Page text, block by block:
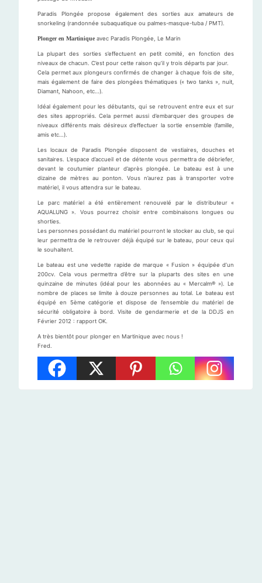
Paradis Plongée propose également des sorties aux amateurs de
snorkeling (randonnée subaquatique ou palmes-masque-tuba / PMT).
Plonger en Martinique avec Paradis Plongée, Le Marin
La plupart des sorties s’effectuent en petit comité, en fonction des
niveaux de chacun. C’est pour cette raison qu’il y trois départs par jour.
Cela permet aux plongeurs confirmés de changer à chaque fois de site,
mais également de faire des plongées thématiques (« two tanks », nuit,
Diamant, Nahoon, etc…).
Idéal également pour les débutants, qui se retrouvent entre eux et sur
des sites appropriés. Cela permet aussi d’embarquer des groupes de
niveaux différents mais désireux d’effectuer la sortie ensemble (famille,
amis etc…).
Les locaux de Paradis Plongée disposent de vestiaires, douches et
sanitaires. L’espace d’accueil et de détente vous permettra de débriefer,
devant le coutumier planteur d’après plongée. Le bateau est à une
dizaine de mètres au ponton. Vous n’aurez pas à transporter votre
matériel, il vous attendra sur le bateau.
Le parc matériel a été entièrement renouvelé par le distributeur «
AQUALUNG ». Vous pourrez choisir entre combinaisons longues ou
shorties.
Les personnes possédant du matériel pourront le stocker au club, se qui
leur permettra de le retrouver déjà équipé sur le bateau, pour ceux qui
le souhaitent.
Le bateau est une vedette rapide de marque « Fusion » équipée d’un
200cv. Cela vous permettra d’être sur la pluparts des sites en une
quinzaine de minutes (idéal pour les abonnées au « Mercalm® »). Le
nombre de places se limite à douze personnes au total. Le bateau est
équipé en 5ème catégorie et dispose de l’ensemble du matériel de
sécurité obligatoire à bord. Visite de gendarmerie et de la DDJS en
Février 2012 : rapport OK.
A très bientôt pour plonger en Martinique avec nous !
Fred.